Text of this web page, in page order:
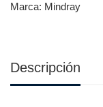
Marca: Mindray
Descripción